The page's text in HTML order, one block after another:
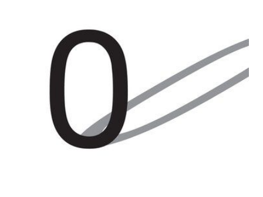
Verlag:
Suhrkamp
Buch
159 Seiten
kartoniert
ISBN: 978-3-
518-07259-2